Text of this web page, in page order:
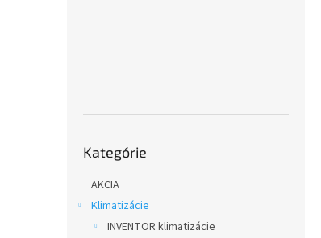
kategórie
Kategórie
AKCIA
Klimatizácie
INVENTOR klimatizácie